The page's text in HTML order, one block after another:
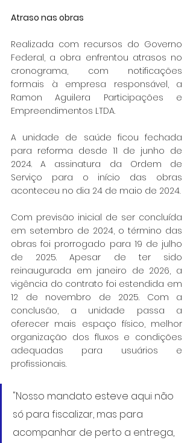
Atraso nas obras
Realizada com recursos do Governo
Federal, a obra enfrentou atrasos no
cronograma, com notificações
formais à empresa responsável, a
Ramon Aguilera Participações e
Empreendimentos LTDA.
A unidade de saúde ficou fechada
para reforma desde 11 de junho de
2024. A assinatura da Ordem de
Serviço para o início das obras
aconteceu no dia 24 de maio de 2024.
Com previsão inicial de ser concluída
em setembro de 2024, o término das
obras foi prorrogado para 19 de julho
de 2025. Apesar de ter sido
reinaugurada em janeiro de 2026, a
vigência do contrato foi estendida em
12 de novembro de 2025. Com a
conclusão, a unidade passa a
oferecer mais espaço físico, melhor
organização dos fluxos e condições
adequadas para usuários e
profissionais.
"Nosso mandato esteve aqui não
só para fiscalizar, mas para
acompanhar de perto a entrega,